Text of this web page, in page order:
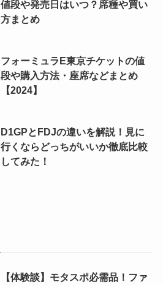
値段や発売日はいつ？席種や買い
方まとめ
フォーミュラE東京チケットの値
段や購入方法・座席などまとめ
【2024】
D1GPとFDJの違いを解説！見に
行くならどっちがいいか徹底比較
してみた！
【体験談】モタスポ必需品！ファ